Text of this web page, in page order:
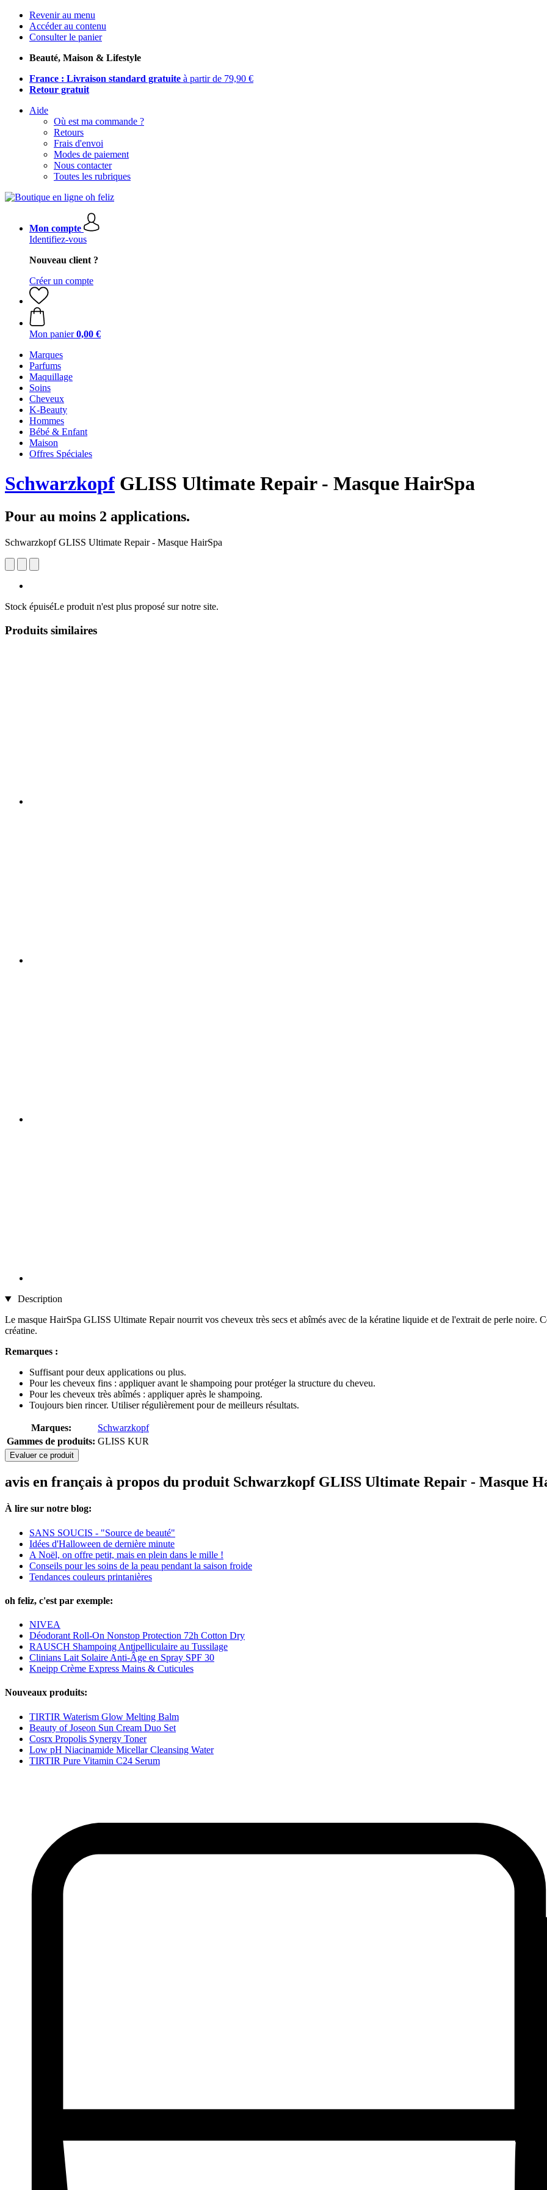
Revenir au menu
Accéder au contenu
Consulter le panier
Beauté, Maison & Lifestyle
France : Livraison standard gratuite à partir de 79,90 €
Retour gratuit
Aide
Où est ma commande ?
Retours
Frais d'envoi
Modes de paiement
Nous contacter
Toutes les rubriques
Mon compte
Identifiez-vous
Nouveau client ?
Créer un compte
Mon panier 0,00 €
Marques
Parfums
Maquillage
Soins
Cheveux
K-Beauty
Hommes
Bébé & Enfant
Maison
Offres Spéciales
Schwarzkopf GLISS Ultimate Repair - Masque HairSpa
Pour au moins 2 applications.
Schwarzkopf GLISS Ultimate Repair - Masque HairSpa
Stock épuiséLe produit n'est plus proposé sur notre site.
Produits similaires
Description
Le masque HairSpa GLISS Ultimate Repair nourrit vos cheveux très secs et abîmés avec de la kératine liquide et de l'extrait de perle noire.
créatine.
Remarques :
Suffisant pour deux applications ou plus.
Pour les cheveux fins : appliquer avant le shampoing pour protéger la structure du cheveu.
Pour les cheveux très abîmés : appliquer après le shampoing.
Toujours bien rincer. Utiliser régulièrement pour de meilleurs résultats.
Marques:
Schwarzkopf
Gammes de produits: GLISS KUR
Evaluer ce produit
avis en français à propos du produit Schwarzkopf GLISS Ultimate Repair - Masque
À lire sur notre blog:
SANS SOUCIS - "Source de beauté"
Idées d'Halloween de dernière minute
A Noël, on offre petit, mais en plein dans le mille !
Conseils pour les soins de la peau pendant la saison froide
Tendances couleurs printanières
oh feliz, c'est par exemple:
NIVEA
Déodorant Roll-On Nonstop Protection 72h Cotton Dry
RAUSCH Shampoing Antipelliculaire au Tussilage
Clinians Lait Solaire Anti-Âge en Spray SPF 30
Kneipp Crème Express Mains & Cuticules
Nouveaux produits:
TIRTIR Waterism Glow Melting Balm
Beauty of Joseon Sun Cream Duo Set
Cosrx Propolis Synergy Toner
Low pH Niacinamide Micellar Cleansing Water
TIRTIR Pure Vitamin C24 Serum